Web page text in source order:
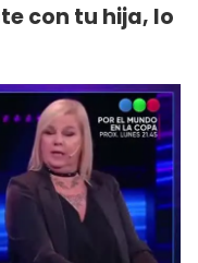
con tu hija, lo